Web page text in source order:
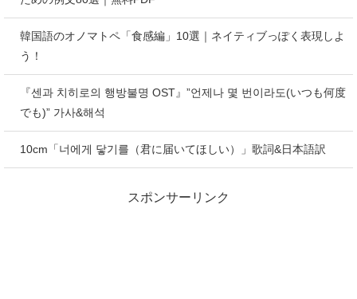
韓国語のオノマトペ「食感編」10選｜ネイティブっぽく表現しよ
う！
『센과 치히로의 행방불명 OST』”언제나 몇 번이라도(いつも何度
でも)” 가사&해석
10cm「너에게 닿기를（君に届いてほしい）」歌詞&日本語訳
スポンサーリンク